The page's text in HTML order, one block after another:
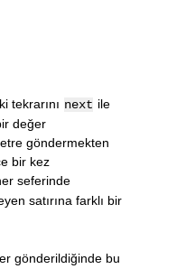
tekrarını next ile
değer
göndermekten
bir kez
seferinde
satırına farklı bir
gönderildiğinde bu